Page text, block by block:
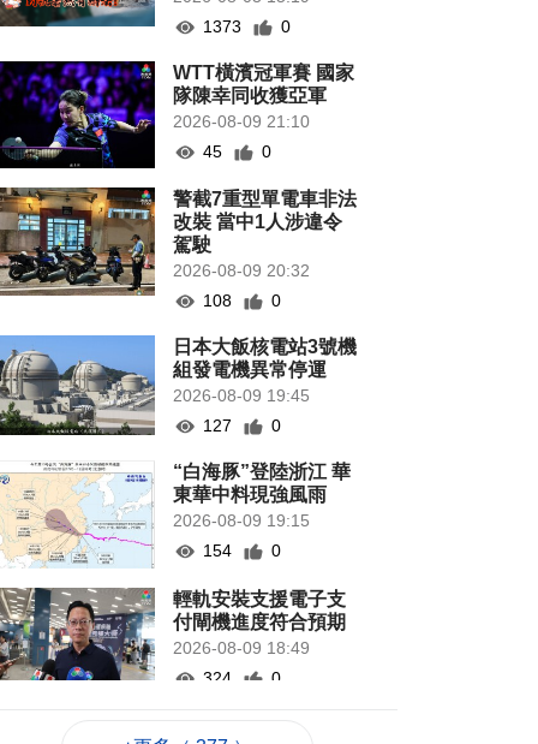
1373
0
WTT橫濱冠軍賽 國家
隊陳幸同收獲亞軍
2026-08-09 21:10
45
0
警截7重型單電車非法
改裝 當中1人涉違令
駕駛
2026-08-09 20:32
108
0
日本大飯核電站3號機
組發電機異常停運
2026-08-09 19:45
127
0
“白海豚”登陸浙江 華
東華中料現強風雨
2026-08-09 19:15
154
0
輕軌安裝支援電子支
付閘機進度符合預期
2026-08-09 18:49
324
0